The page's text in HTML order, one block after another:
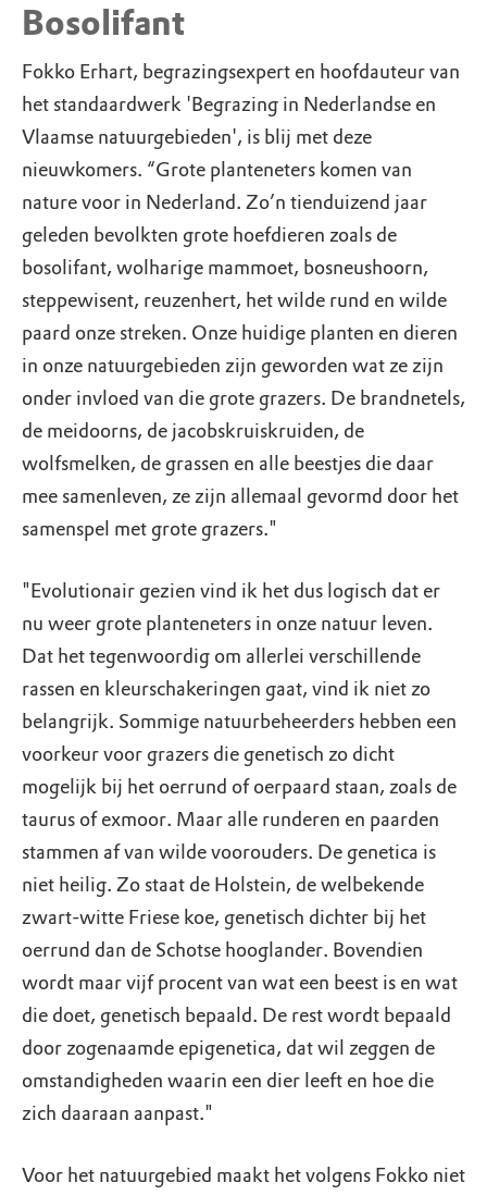
Bosolifant
Fokko Erhart, begrazingsexpert en hoofdauteur van
het standaardwerk 'Begrazing in Nederlandse en
Vlaamse natuurgebieden', is blij met deze
nieuwkomers. “Grote planteneters komen van
nature voor in Nederland. Zo’n tienduizend jaar
geleden bevolkten grote hoefdieren zoals de
bosolifant, wolharige mammoet, bosneushoorn,
steppewisent, reuzenhert, het wilde rund en wilde
paard onze streken. Onze huidige planten en dieren
in onze natuurgebieden zijn geworden wat ze zijn
onder invloed van die grote grazers. De brandnetels,
de meidoorns, de jacobskruiskruiden, de
wolfsmelken, de grassen en alle beestjes die daar
mee samenleven, ze zijn allemaal gevormd door het
samenspel met grote grazers."
"Evolutionair gezien vind ik het dus logisch dat er
nu weer grote planteneters in onze natuur leven.
Dat het tegenwoordig om allerlei verschillende
rassen en kleurschakeringen gaat, vind ik niet zo
belangrijk. Sommige natuurbeheerders hebben een
voorkeur voor grazers die genetisch zo dicht
mogelijk bij het oerrund of oerpaard staan, zoals de
taurus of exmoor. Maar alle runderen en paarden
stammen af van wilde voorouders. De genetica is
niet heilig. Zo staat de Holstein, de welbekende
zwart-witte Friese koe, genetisch dichter bij het
oerrund dan de Schotse hooglander. Bovendien
wordt maar vijf procent van wat een beest is en wat
die doet, genetisch bepaald. De rest wordt bepaald
door zogenaamde epigenetica, dat wil zeggen de
omstandigheden waarin een dier leeft en hoe die
zich daaraan aanpast."
Voor het natuurgebied maakt het volgens Fokko niet